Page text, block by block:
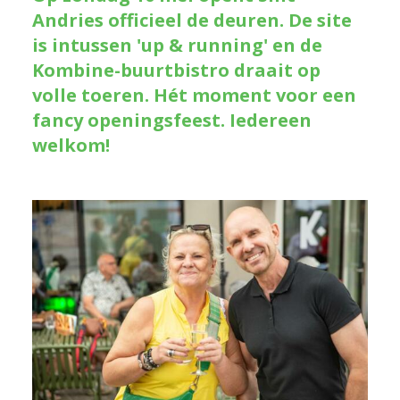
Andries officieel de deuren. De site
is intussen 'up & running' en de
Kombine-buurtbistro draait op
volle toeren. Hét moment voor een
fancy openingsfeest. Iedereen
welkom!